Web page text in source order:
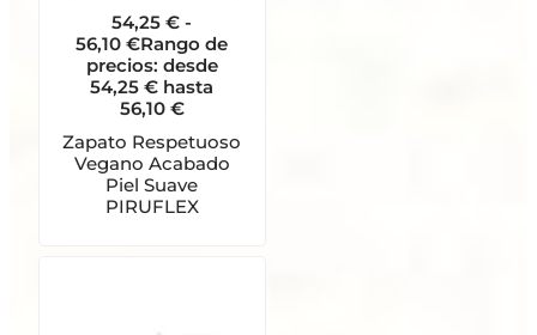
54,25€ -
56,10€Rango de
precios: desde
54,25 € hasta
56,10 €
Zapato Respetuoso
Vegano Acabado
Piel Suave
PIRUFLEX